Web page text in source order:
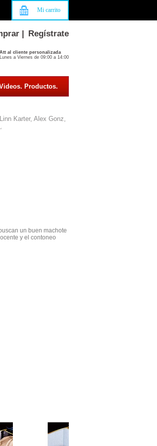
Mi carrito
| Regístrate
Att al cliente personalizada
Lunes a Viernes de 09:00 a 14:00
Productos.
Karter, Alex Gonz,
un buen machote
y el contoneo